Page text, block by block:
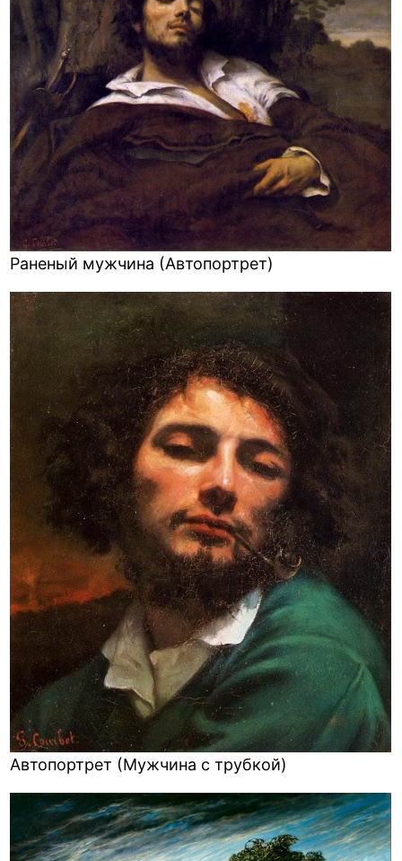
Раненый мужчина (Автопортрет)
Автопортрет (Мужчина с трубкой)